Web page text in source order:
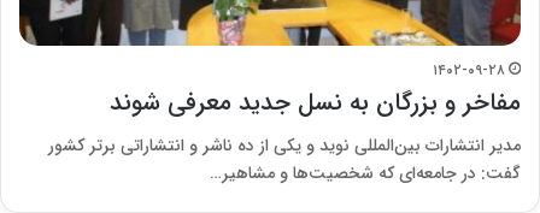
۱۴۰۲-۰۹-۲۸
مفاخر و بزرگان به نسل جدید معرفی شوند
مدیر انتشارات بین‌المللی نوید و یکی از ده ناشر و انتشاراتی برتر کشور
گفت: در جامعه‌ای که شخصیت‌ها و مشاهیر…